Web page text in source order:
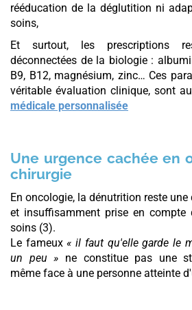
rééducation de la déglutition ni
soins,
Et surtout, les prescriptions
déconnectées de la biologie :
B9, B12, magnésium, zinc… Ces
véritable évaluation clinique, sont
médicale personnalisée
Une urgence cachée en
chirurgie
En oncologie, la dénutrition reste
et insuffisamment prise en compte
soins (3).
Le fameux« il faut qu'elle garde le
un peu » ne constitue pas une
même face à une personne atteinte